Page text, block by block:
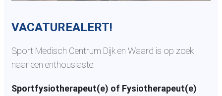
VACATUREALERT!
Sport Medisch Centrum Dijk en Waard is op zoek
naar een enthousiaste:
Sportfysiotherapeut(e) of Fysiotherapeut(e)